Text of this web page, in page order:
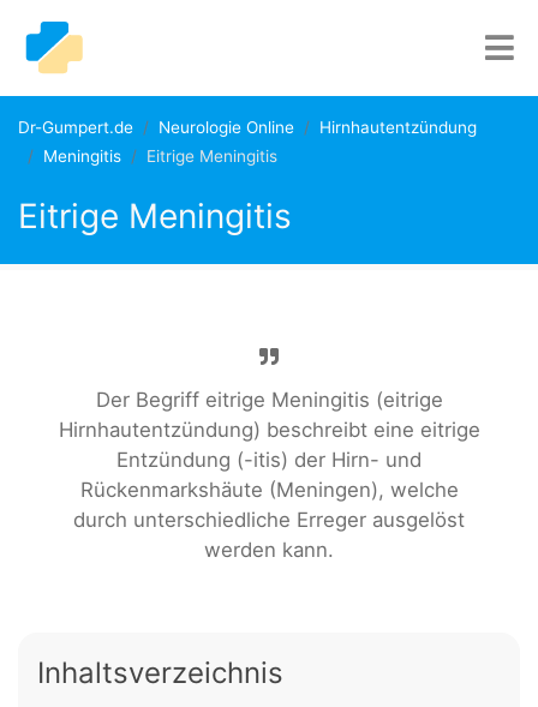
Dr-Gumpert.de Neurologie Online
Hirnhautentzündung
Meningitis
Eitrige Meningitis
Eitrige Meningitis
Der Begriff eitrige Meningitis (eitrige
Hirnhautentzündung) beschreibt eine eitrige
Entzündung (-itis) der Hirn- und
Rückenmarkshäute (Meningen), welche
durch unterschiedliche Erreger ausgelöst
werden kann.
Inhaltsverzeichnis